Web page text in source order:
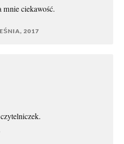
mnie ciekawość.
2017